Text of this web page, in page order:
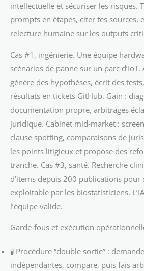
intellectuelle et sécuriser les risques.
prompts en étapes, citer tes sources,
relecture humaine sur les outputs
Cas #1, ingénierie. Une équipe
scénarios de panne sur un parc d’IoT.
génère des hypothèses, écrit des
résultats en tickets GitHub. Gain :
documentation propre, arbitrages
juridique. Cabinet mid‑market :
clause spotting, comparaisons de
les points litigieux et propose des
tranche. Cas #3, santé. Recherche
d’items depuis 200 publications pour
exploitable par les biostatisticiens.
l’équipe valide.
Garde‑fous et exécution
🧪 Procédure “double sortie” :
indépendantes, compare, puis fais